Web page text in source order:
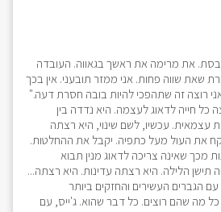
את מרימה את ראשך בגאווה. העובדה
שאת שווה פחות. אני ממזר תובעני. אין בכך
רוצה זה שתהפכי להיות בובה חסרת דעה."
כל חייה לדאוג לעצמה. היא נדדה בין
עצמאית. עכשיו, לשם שינוי, היא רצתה
את העול מעל כתפיה. יקבל את ההחלטות.
מכך שאינה צריכה לדאוג מנין תבוא
הלילה. היא רצתה עדינות. היא רצתה...
עם הגברים העשירים והחזקים ביותר
מה שהם רוצים. כל דבר שהוא. ג'ייס, עם